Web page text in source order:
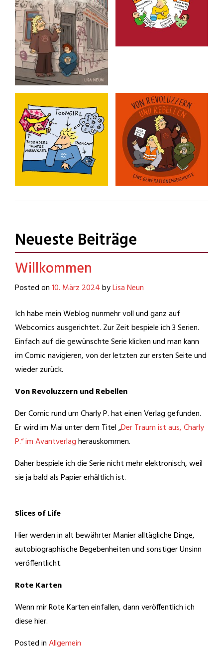
Der Traum ist aus,
Charly P.
Die Geschichte eines
Pseudorevoluzzers.
Rote Karten
Rote Karten für alles, was
uns so nervt.
Alltägliche Dinge, und Rebellen
Neueste Beiträge
Willkommen
Posted on10. März 2024byLisa Neun
Ich habe mein Weblog nunmehr voll und ganz auf
Webcomics ausgerichtet. Zur Zeit bespiele ich 3 Serien.
Einfach auf die gewünschte Serie klicken und man kann
im Comic navigieren, von der letzten zur ersten Seite und
wieder zurück.
Von Revoluzzern und Rebellen
Der Comic rund um Charly P. hat einen Verlag gefunden.
Er wird im Mai unter dem Titel „Der Traum ist aus, Charly
P.“ im Avantverlagherauskommen.
Daher bespiele ich die Serie nicht mehr elektronisch, weil
sie ja bald als Papier erhältlich ist.
Slices of Life
Hier werden in alt bewährter Manier alltägliche Dinge,
autobiographische Begebenheiten und sonstiger Unsinn
veröffentlicht.
Rote Karten
Wenn mir Rote Karten einfallen, dann veröffentlich ich
diese hier.
Posted inAllgemein